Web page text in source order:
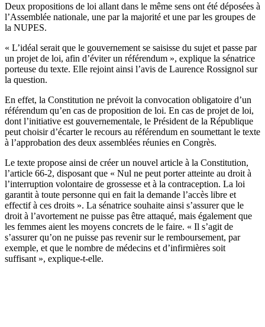
Deux propositions de loi allant dans le même sens ont été déposées à
l’Assemblée nationale, une par la majorité et une par les groupes de
la NUPES.
« L’idéal serait que le gouvernement se saisisse du sujet et passe par
un projet de loi, afin d’éviter un référendum », explique la sénatrice
porteuse du texte. Elle rejoint ainsi l’avis de Laurence Rossignol sur
la question.
En effet, la Constitution ne prévoit la convocation obligatoire d’un
référendum qu’en cas de proposition de loi. En cas de projet de loi,
dont l’initiative est gouvernementale, le Président de la République
peut choisir d’écarter le recours au référendum en soumettant le texte
à l’approbation des deux assemblées réunies en Congrès.
Le texte propose ainsi de créer un nouvel article à la Constitution,
l’article 66-2, disposant que « Nul ne peut porter atteinte au droit à
l’interruption volontaire de grossesse et à la contraception. La loi
garantit à toute personne qui en fait la demande l’accès libre et
effectif à ces droits ». La sénatrice souhaite ainsi s’assurer que le
droit à l’avortement ne puisse pas être attaqué, mais également que
les femmes aient les moyens concrets de le faire. « Il s’agit de
s’assurer qu’on ne puisse pas revenir sur le remboursement, par
exemple, et que le nombre de médecins et d’infirmières soit
suffisant », explique-t-elle.